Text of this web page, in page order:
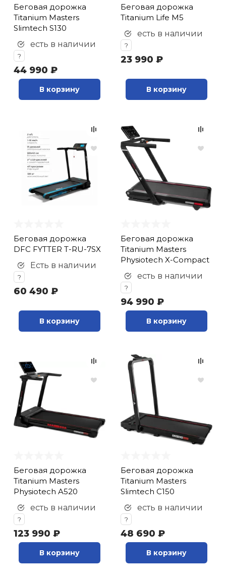
Беговая дорожка
Titanium Masters
Slimtech S130
есть в наличии
?
44 990 ₽
В корзину
Беговая дорожка
Titanium Life M5
есть в наличии
?
23 990 ₽
В корзину
Беговая дорожка
DFC FYTTER T-RU-7SX
Есть в наличии
?
60 490 ₽
В корзину
Беговая дорожка
Titanium Masters
Physiotech X-Compact
есть в наличии
?
94 990 ₽
В корзину
Беговая дорожка
Titanium Masters
Physiotech A520
есть в наличии
?
123 990 ₽
В корзину
Беговая дорожка
Titanium Masters
Slimtech C150
есть в наличии
?
48 690 ₽
В корзину